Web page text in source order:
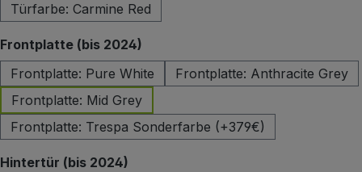
Türfarbe: Carmine Red
Frontplatte (bis 2024)
Frontplatte: Pure White
Frontplatte: Anthracite Grey
Frontplatte: Mid Grey
Frontplatte: Trespa Sonderfarbe (+379€)
Hintertür (bis 2024)